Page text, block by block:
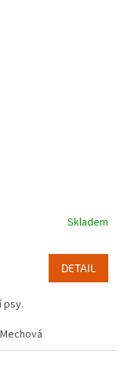
Skladem
DETAIL
psy.
Mechová